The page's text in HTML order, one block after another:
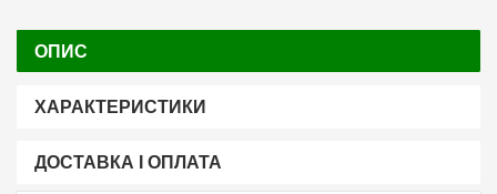
ОПИС
ХАРАКТЕРИСТИКИ
ДОСТАВКА І ОПЛАТА